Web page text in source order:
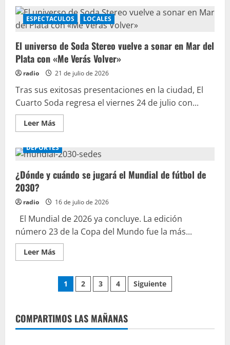
ESPECTACULOS LOCALES
El universo de Soda Stereo vuelve a sonar en Mar del
Plata con «Me Verás Volver»
radio 21 de julio de 2026
Tras sus exitosas presentaciones en la ciudad, El
Cuarto Soda regresa el viernes 24 de julio con...
Leer Más
DEPORTES
¿Dónde y cuándo se jugará el Mundial de fútbol de
2030?
radio 16 de julio de 2026
El Mundial de 2026 ya concluye. La edición
número 23 de la Copa del Mundo fue la más...
Leer Más
1 2 3 4 Siguiente
COMPARTIMOS LAS MAÑANAS